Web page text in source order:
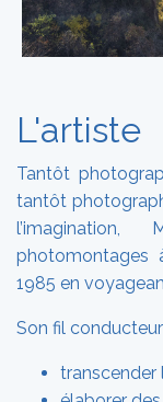
L'artiste
Tantôt
tantôt
photomontages
1985 en
Son fil
transcender